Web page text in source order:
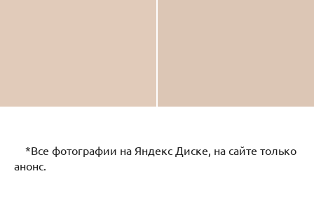
*Все фотографии на Яндекс Диске, на сайте только
анонс.